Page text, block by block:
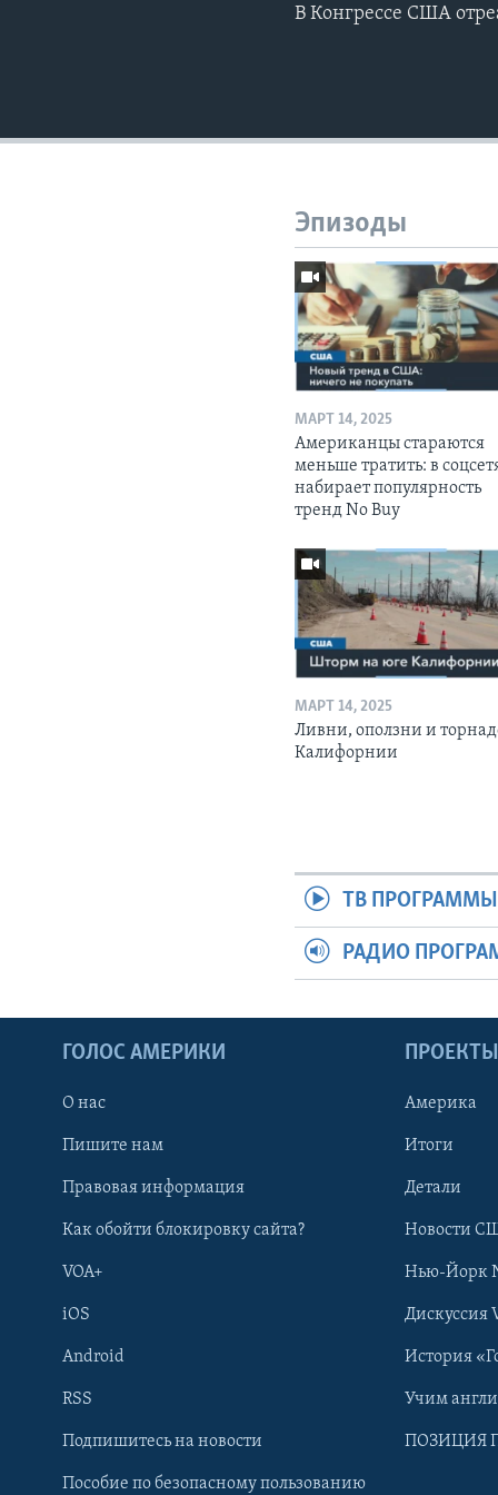
Learning English
В Конгрессе США
Эпизоды
МАРТ 14, 2025
Американцы стараются
меньше тратить: в
набирает популярность
тренд No Buy
МАРТ 14, 2025
Ливни, оползни и
Калифорнии
ТВ ПРОГРАММЫ
РАДИО
ГОЛОС АМЕРИКИ
О нас
Пишите нам
Правовая информация
Как обойти блокировку сайта?
VOA+
iOS
Android
RSS
Подпишитесь на новости
Пособие по безопасному пользованию
ПРОЕКТЫ
Америка
Итоги
Детали
Новости
Нью-Йорк
Дискуссия
История
Учим
ПОЗИЦИЯ